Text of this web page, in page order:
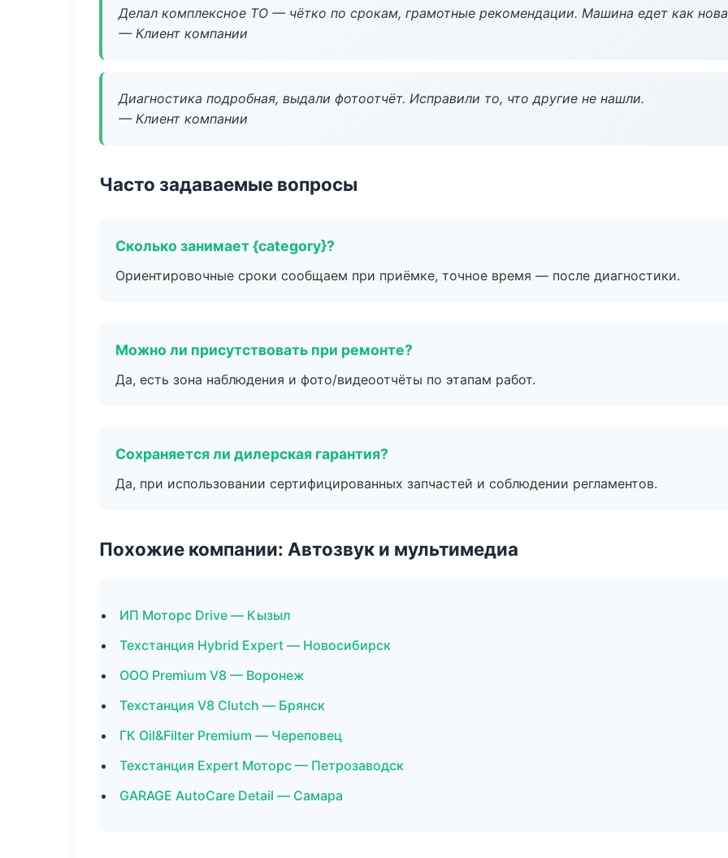
Делал комплексное ТО — чётко по срокам, грамотные рекомендации. Машина едет как
— Клиент компании
Диагностика подробная, выдали фотоотчёт. Исправили то, что другие не нашли.
— Клиент компании
Часто задаваемые вопросы
Сколько занимает {category}?
Ориентировочные сроки сообщаем при приёмке, точное время — после диагностики.
Можно ли присутствовать при ремонте?
Да, есть зона наблюдения и фото/видеоотчёты по этапам работ.
Сохраняется ли дилерская гарантия?
Да, при использовании сертифицированных запчастей и соблюдении регламентов.
Похожие компании: Автозвук и мультимедиа
ИП Моторс Drive — Кызыл
Техстанция Hybrid Expert — Новосибирск
ООО Premium V8 — Воронеж
Техстанция V8 Clutch — Брянск
ГК Oil&Filter Premium — Череповец
Техстанция Expert Моторс — Петрозаводск
GARAGE AutoCare Detail — Самара